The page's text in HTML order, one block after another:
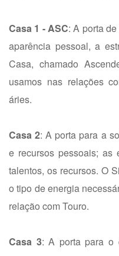
Casa 1 - ASC: A porta
aparência pessoal, a
Casa, chamado
usamos nas relações
áries.
Casa 2: A porta para a
e recursos pessoais; as
talentos, os recursos. O
o tipo de energia
relação com Touro.
Casa 3: A porta para o